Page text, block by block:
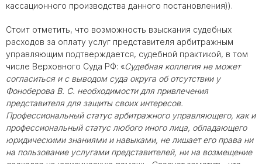
кассационного производства данного постановления)).
Стоит отметить, что возможность взыскания судебных
расходов за оплату услуг представителя арбитражным
управляющим подтверждается, судебной практикой, в том
числе Верховного Суда РФ: «Судебная коллегия не может
согласиться и с выводом суда округа об отсутствии у
Фоноберова В. С. необходимости для привлечения
представителя для защиты своих интересов.
Профессиональный статус арбитражного управляющего, как и
профессиональный статус любого иного лица, обладающего
юридическими знаниями и навыками, не лишает его права ни
на пользование услугами представителей, ни на возмещение